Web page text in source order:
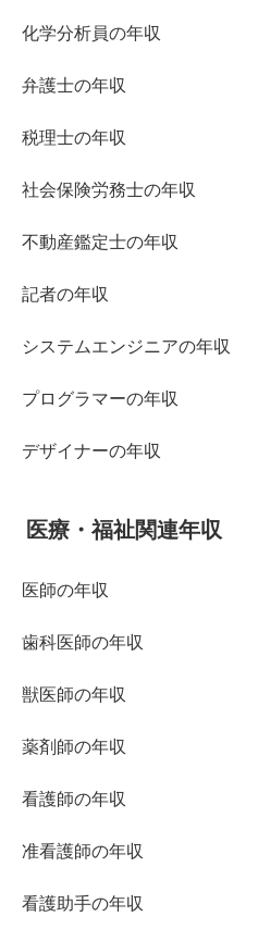
化学分析員の年収
弁護士の年収
税理士の年収
社会保険労務士の年収
不動産鑑定士の年収
記者の年収
システムエンジニアの年収
プログラマーの年収
デザイナーの年収
医療・福祉関連年収
医師の年収
歯科医師の年収
獣医師の年収
薬剤師の年収
看護師の年収
准看護師の年収
看護助手の年収